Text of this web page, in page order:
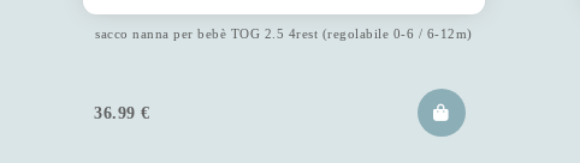
sacco nanna per bebè TOG 2.5 4rest (regolabile 0-6 / 6-12m)
36.99 €